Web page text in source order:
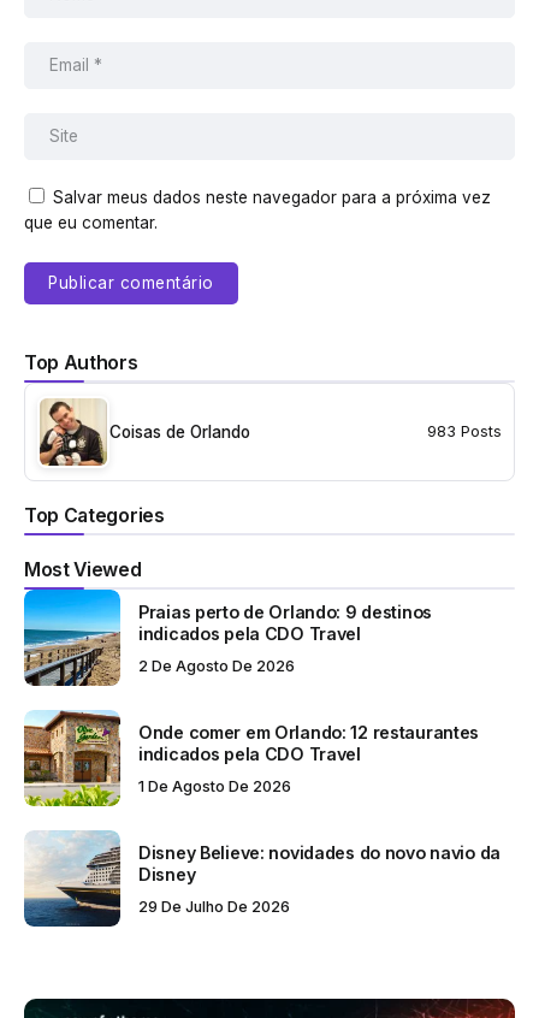
Salvar meus dados neste navegador para a próxima vez
que eu comentar.
Top Authors
Coisas de Orlando 983 Posts
Top Categories
Most Viewed
Praias perto de Orlando: 9 destinos
indicados pela CDO Travel
2 De Agosto De 2026
Onde comer em Orlando: 12 restaurantes
indicados pela CDO Travel
1 De Agosto De 2026
Disney Believe: novidades do novo navio da
Disney
29 De Julho De 2026